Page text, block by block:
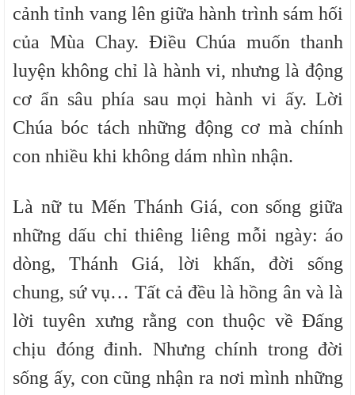
cảnh tỉnh vang lên giữa hành trình sám hối
của Mùa Chay. Điều Chúa muốn thanh
luyện không chỉ là hành vi, nhưng là động
cơ ẩn sâu phía sau mọi hành vi ấy. Lời
Chúa bóc tách những động cơ mà chính
con nhiều khi không dám nhìn nhận.
Là nữ tu Mến Thánh Giá, con sống giữa
những dấu chỉ thiêng liêng mỗi ngày: áo
dòng, Thánh Giá, lời khấn, đời sống
chung, sứ vụ… Tất cả đều là hồng ân và là
lời tuyên xưng rằng con thuộc về Đấng
chịu đóng đinh. Nhưng chính trong đời
sống ấy, con cũng nhận ra nơi mình những